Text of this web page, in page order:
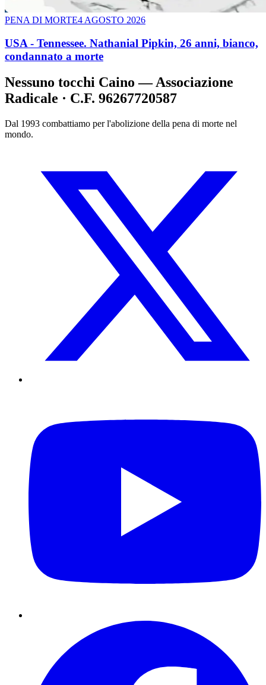
PENA DI MORTE4 AGOSTO 2026
USA - Tennessee. Nathanial Pipkin, 26 anni, bianco,
condannato a morte
Nessuno tocchi Caino — Associazione
Radicale · C.F. 96267720587
Dal 1993 combattiamo per l'abolizione della pena di morte nel
mondo.